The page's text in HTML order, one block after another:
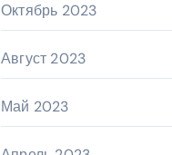
Октябрь 2023
Август 2023
Май 2023